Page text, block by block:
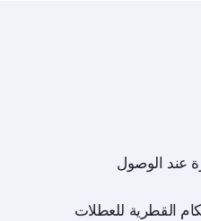
عند الوصول
القطرية للعطلات